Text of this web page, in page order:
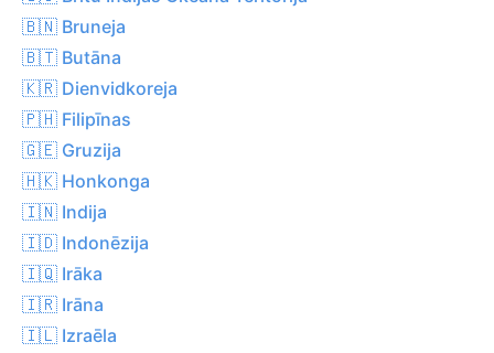
🇧🇳 Bruneja
🇧🇹 Butāna
🇰🇷 Dienvidkoreja
🇵🇭 Filipīnas
🇬🇪 Gruzija
🇭🇰 Honkonga
🇮🇳 Indija
🇮🇩 Indonēzija
🇮🇶 Irāka
🇮🇷 Irāna
🇮🇱 Izraēla